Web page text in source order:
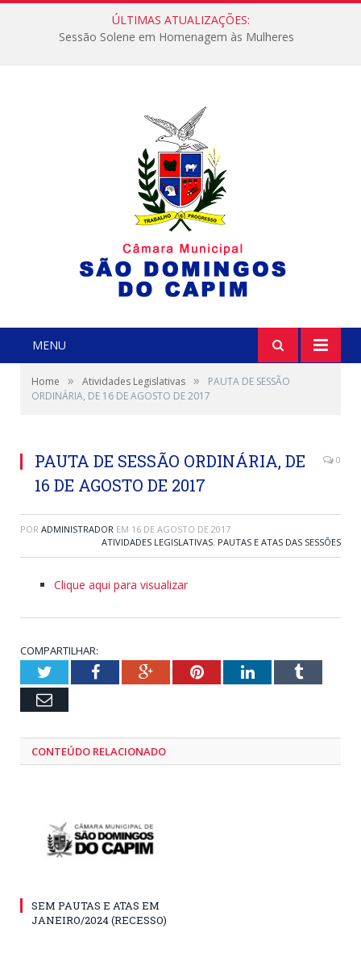
ÚLTIMAS ATUALIZAÇÕES:
Sessão Solene em Homenagem às Mulheres
MENU
Home » Atividades Legislativas »
PAUTA DE SESSÃO
ORDINÁRIA, DE 16 DE AGOSTO DE 2017
PAUTA DE SESSÃO ORDINÁRIA, DE
16 DE AGOSTO DE 2017
0
POR ADMINISTRADOR EM 16 DE AGOSTO DE 2017
ATIVIDADES LEGISLATIVAS, PAUTAS E ATAS DAS SESSÕES
Clique aqui para visualizar
COMPARTILHAR:
TwitterFacebookGoogle+PinterestLinkedInTumblr
Email
CONTEÚDO RELACIONADO
SEM PAUTAS E ATAS EM
JANEIRO/2024 (RECESSO)